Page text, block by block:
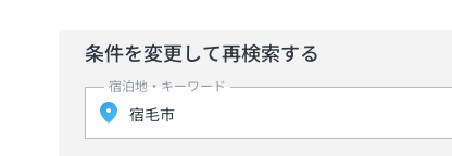
条件を変更して再検索する
宿泊地・キーワード